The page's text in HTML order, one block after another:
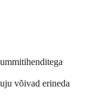
võivad erineda